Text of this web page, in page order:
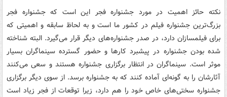
نکته حائز اهمیت در مورد جشنواره فجر این است که جشنواره فجر
بزرگ‌ترین جشنواره فیلم در کشور ما است و به لحاظ سابقه و اهمیتی که
برای فیلمسازان دارد، در صدر جشنواره‌های دیگر قرار می‌گیرد. البته شناخته
شده بودن جشنواره در پیشبرد کارها و حضور گسترده سینماگران بسیار
موثر است. سینماگران در انتظار برگزاری جشنواره هستند و سعی می‌کنند
آثارشان را به گونه‌ای آماده کنند که به جشنواره برسد. از سوی دیگر برگزاری
جشنواره سختی‌های خاص خود را هم دارد، زیرا توقعات از فجر زیاد است